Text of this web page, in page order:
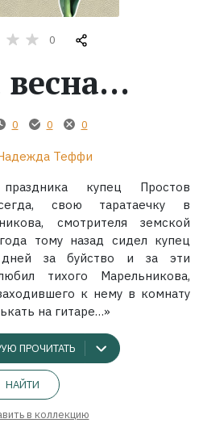
0
0 0 0
Теффи
купец Простов
свою таратаечку в
смотрителя земской
тому назад сидел купец
дней за буйство и за эти
тихого Марельникова,
к нему в комнату
на гитаре…»
ПРОЧИТАТЬ
НАЙТИ
в коллекцию